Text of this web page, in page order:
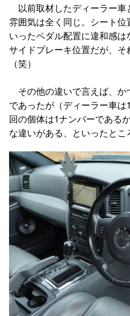
以前取材したディーラー車
雰囲気は全く同じ。シート
いったペダル配置に違和感
サイドブレーキ位置だが、
（笑）
その他の違いで言えば、か
であったが（ディーラー車
回の個体は1ナンバーである
な違いがある、といったとこ